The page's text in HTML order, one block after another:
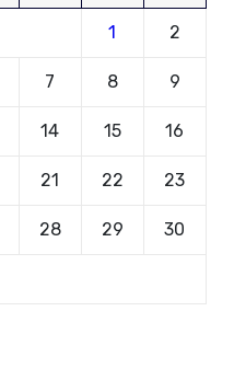
1 2
7 8 9
14 15 16
21 22 23
28 29 30